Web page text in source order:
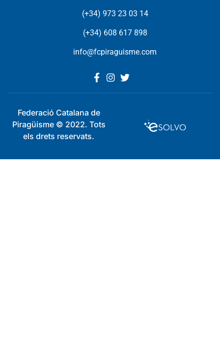
(+34) 973 23 03 14
(+34) 608 617 898
info@fcpiraguisme.com
Federació Catalana de
Piragüisme © 2022. Tots
els drets reservats.